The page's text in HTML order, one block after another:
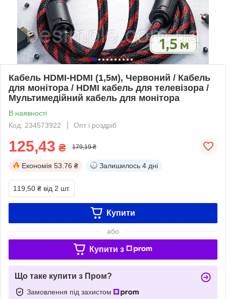
Кабель HDMI-HDMI (1,5м), Червоний / Кабель
для монітора / HDMI кабель для телевізора /
Мультимедійний кабель для монітора
В наявності
Код: 234573922
Опт і роздріб
125,43 ₴ 179,19 ₴
Економія 53.76 ₴ Залишилось 4 дні
119,50 ₴ від 2 шт.
Купити
або
Купити з
Що таке купити з Пром?
Замовлення під захистом